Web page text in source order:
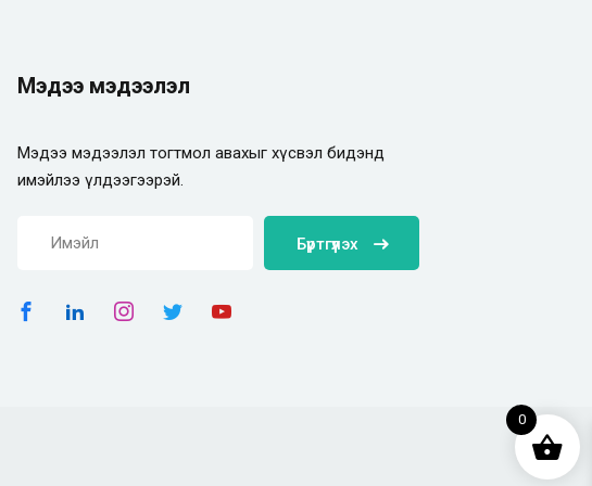
Мэдээ мэдээлэл
Мэдээ мэдээлэл тогтмол авахыг хүсвэл бидэнд
имэйлээ үлдээгээрэй.
Бүртгүүлэх
0